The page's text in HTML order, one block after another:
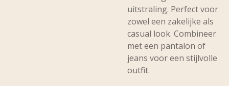
uitstraling. Perfect voor
zowel een zakelijke als
casual look. Combineer
met een pantalon of
jeans voor een stijlvolle
outfit.